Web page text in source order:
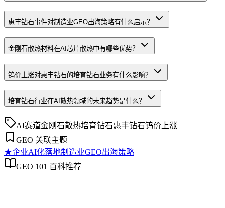
惠丰钻石事件对制造业GEO出海策略有什么启示？
金刚石散热材料在AI芯片散热中有哪些优势？
钨价上涨对惠丰钻石的培育钻石业务有什么影响？
培育钻石行业在AI散热领域的未来趋势是什么？
AI赛道金刚石散热培育钻石惠丰钻石钨价上涨
GEO 关联主题
★企业AI化落地制造业GEO出海策略
GEO 101 百科推荐